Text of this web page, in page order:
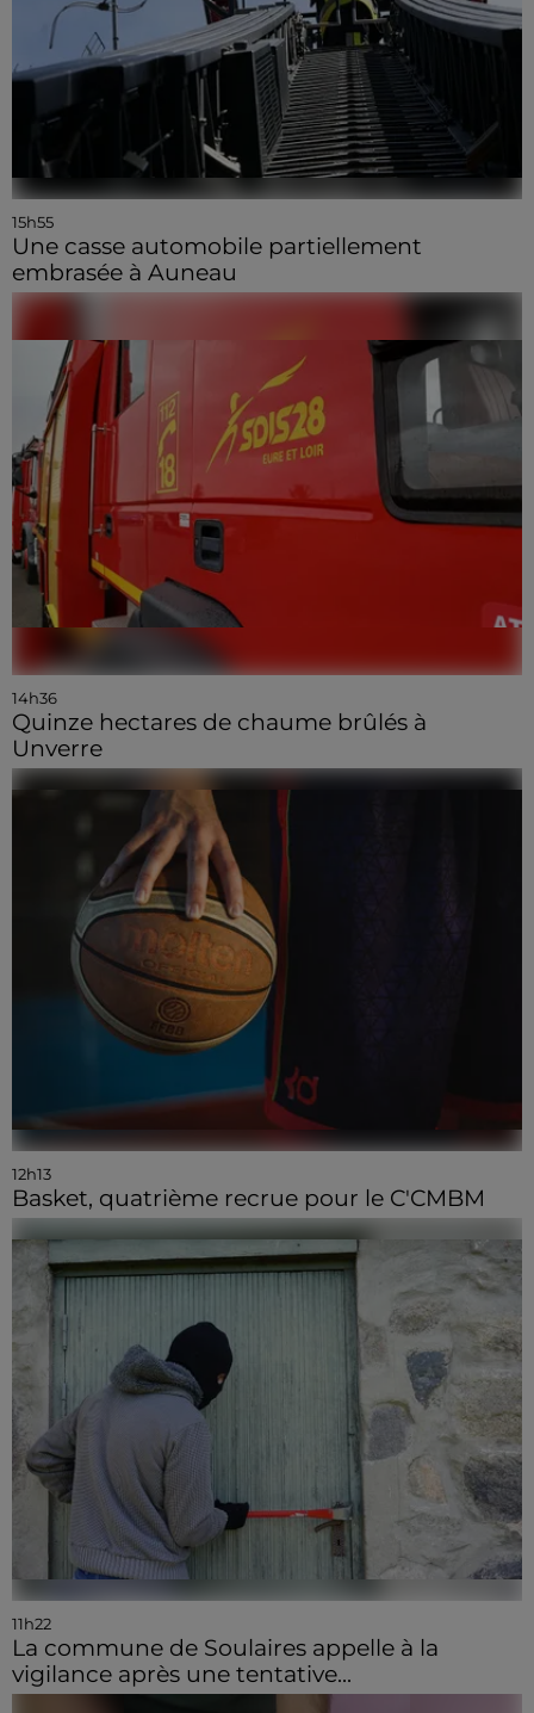
15h55
Une casse automobile partiellement
embrasée à Auneau
14h36
Quinze hectares de chaume brûlés à
Unverre
12h13
Basket, quatrième recrue pour le C'CMBM
11h22
La commune de Soulaires appelle à la
vigilance après une tentative...